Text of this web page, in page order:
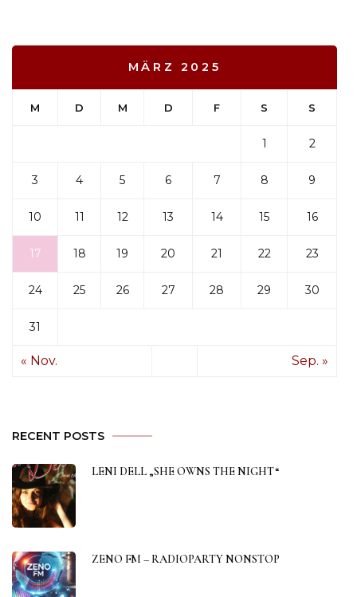
MÄRZ 2025
M D M D F S S
1 2
3 4 5 6 7 8 9
10 11 12 13 14 15 16
17 18 19 20 21 22 23
24 25 26 27 28 29 30
31
« Nov. Sep. »
RECENT POSTS
LENI DELL „SHE OWNS THE NIGHT“
ZENO FM – RADIOPARTY NONSTOP